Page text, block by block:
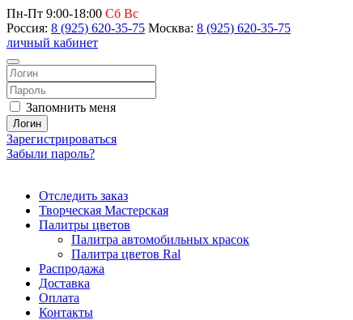
Пн-Пт 9:00-18:00 Сб Вс
Россия: 8 (925) 620-35-75 Москва: 8 (925) 620-35-75
личный кабинет
Запомнить меня
Логин
Зарегистрироваться
Забыли пароль?
Отследить заказ
Творческая Мастерская
Палитры цветов
Палитра автомобильных красок
Палитра цветов Ral
Распродажа
Доставка
Оплата
Контакты